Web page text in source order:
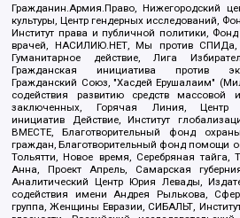
Гражданин.Армия.Право, Нижегородский
культуры, Центр гендерных исследований,
Институт права и публичной политики,
врачей, НАСИЛИЮ.НЕТ, Мы против СПИДа,
Гуманитарное действие, Лига
Гражданская инициатива против
Гражданский Союз, "Хасдей Ерушалаим"
содействия развитию средств
заключенных, Горячая Линия, Центр
инициатив Действие, Институт
ВМЕСТЕ, Благотворительный фонд
граждан, Благотворительный фонд помощи
Тольятти, Новое время, Серебряная тайга,
Анна, Проект Апрель, Самарская
Аналитический Центр Юрия Левады,
содействия имени Андрея Рылькова,
группа, Женщины Евразии, СИБАЛЬТ,